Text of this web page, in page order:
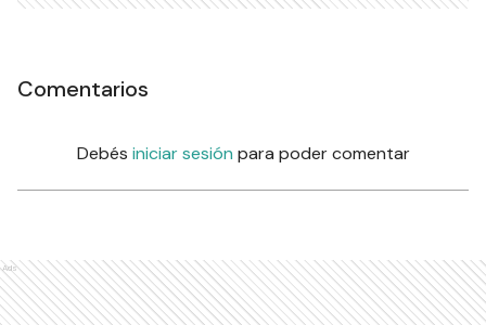
Comentarios
Debés iniciar sesión para poder comentar
Ads